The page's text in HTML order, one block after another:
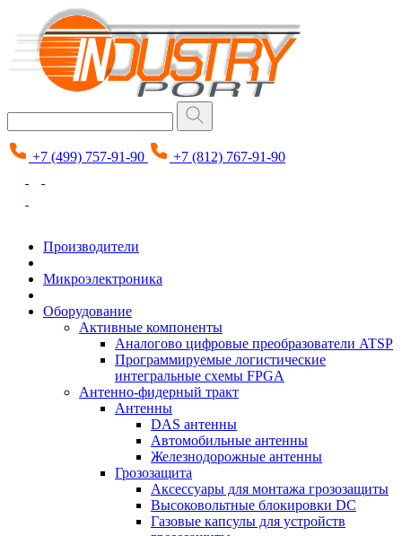
+7 (499) 757-91-90 +7 (812) 767-91-90
Производители
Микроэлектроника
Оборудование
Активные компоненты
Аналогово цифровые преобразователи ATSP
Программируемые логистические
интегральные схемы FPGA
Антенно-фидерный тракт
Антенны
DAS антенны
Автомобильные антенны
Железнодорожные антенны
Грозозащита
Аксессуары для монтажа грозозащиты
Высоковольтные блокировки DC
Газовые капсулы для устройств